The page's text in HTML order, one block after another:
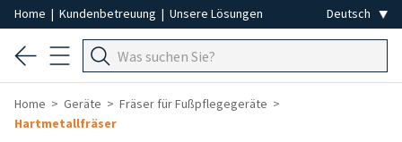
Home | Kundenbetreuung | Unsere Lösungen
Home Geräte
Fräser für Fußpflegegeräte
Hartmetallfräser